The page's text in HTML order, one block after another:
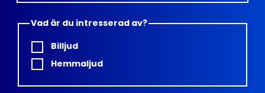
Vad är du intresserad av?
Billjud
Hemmaljud